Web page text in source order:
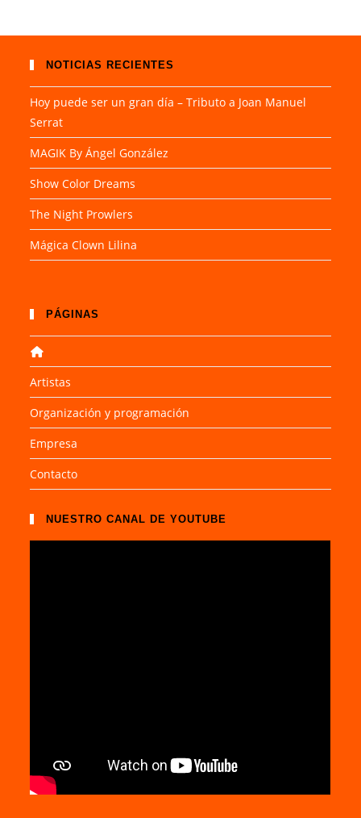
NOTICIAS RECIENTES
Hoy puede ser un gran día – Tributo a Joan Manuel
Serrat
MAGIK By Ángel González
Show Color Dreams
The Night Prowlers
Mágica Clown Lilina
PÁGINAS
Artistas
Organización y programación
Empresa
Contacto
NUESTRO CANAL DE YOUTUBE